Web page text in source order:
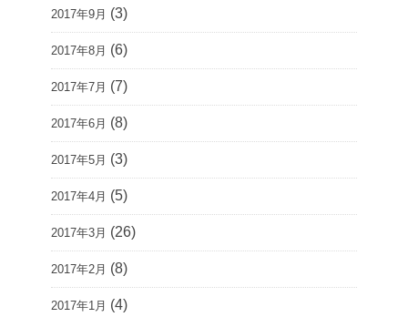
2017年9月 (3)
2017年8月 (6)
2017年7月 (7)
2017年6月 (8)
2017年5月 (3)
2017年4月 (5)
2017年3月 (26)
2017年2月 (8)
2017年1月 (4)